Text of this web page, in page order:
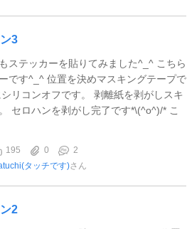
3
ステッカーを貼りてみました^_^ こちら
です^_^ 位置を決めマスキングテープで
リコンオフです。 剥離紙を剥がしスキ
セロハンを剥がし完了です*\(^o^)/* こ
195 0
2
タッチです)さん
2